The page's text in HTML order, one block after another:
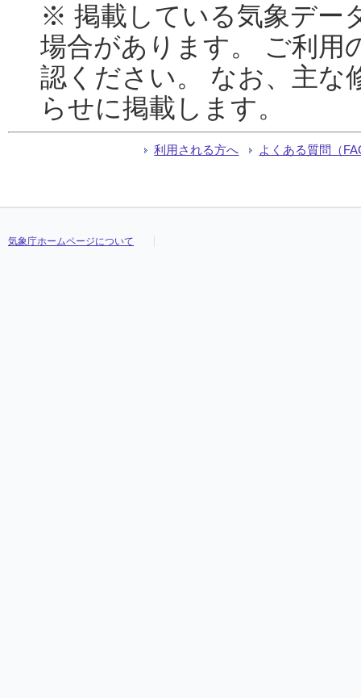
※ 掲載している気象デー
場合があります。 ご利用
認ください。 なお、主な
らせに掲載します。
利用される方へ よくある質問（
気象庁ホームページについて